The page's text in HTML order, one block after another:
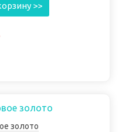
>>
золото